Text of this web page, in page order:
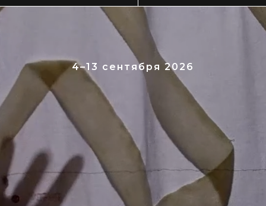
4–13 сентября 2026
Что вы увидите